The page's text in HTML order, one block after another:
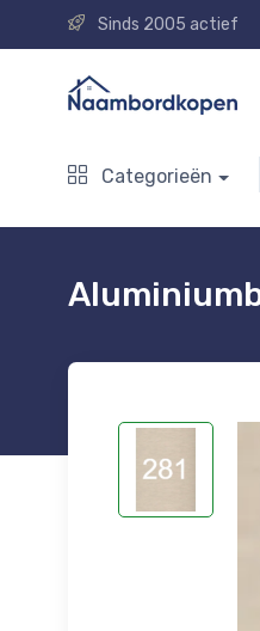
Sinds 2005 actief
Categorieën